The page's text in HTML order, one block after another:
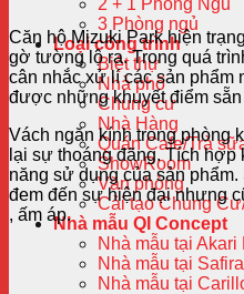
2 + 1 Phòng Ngủ
3 Phòng ngủ
Loại công trình
Biệt thự
Nhà phố
Chung cư
Nhà Hàng
Quán Cafe/Trà
ShowRoom
Văn phòng
Cải tạo Chung
Nhà mẫu QI Concept
Nhà mẫu tại Akari
Nhà mẫu tại
Nhà mẫu tại
Căn hộ Mizuki Park hiện
gờ tường lộ ra. Trong quá
cân nhắc xử lí các sản phẩm
được những khuyết điểm
Vách ngăn kính trong phòng
lại sự thoáng đãng. Tích hợp
năng sử dụng của sản
đem đến sự hiện đại nhưng
, ấm áp.